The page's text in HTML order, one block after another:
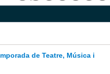
de Teatre, Música i